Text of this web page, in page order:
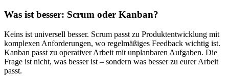
Was ist besser: Scrum oder Kanban?
Keins ist universell besser. Scrum passt zu Produktentwicklung mit
komplexen Anforderungen, wo regelmäßiges Feedback wichtig ist.
Kanban passt zu operativer Arbeit mit unplanbaren Aufgaben. Die
Frage ist nicht, was besser ist – sondern was besser zu eurer Arbeit
passt.